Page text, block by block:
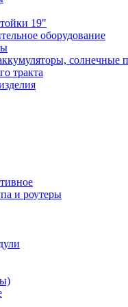
19"
оборудование
солнечные
тракта
и роутеры